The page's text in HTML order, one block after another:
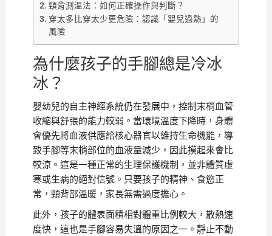
頸背測溫法：如何正確操作與判斷？
穿太多比穿太少更危險：認識「嬰兒過熱」的
風險
為什麼孩子的手腳總是冷冰
冰？
嬰幼兒的自主神經系統仍在發展中，控制末梢血管
收縮與舒張的能力較弱。當環境溫度下降時，身體
會優先將血液供應給核心器官以維持生命機能，導
致手腳等末梢部位的血液量減少，因此摸起來會比
較涼。這是一種正常的生理保護機制，並非體質虛
寒或生病的絕對信號。只要孩子的精神、食慾正
常，頸背部溫暖，家長無需過度擔心。
此外，孩子的體表面積相對體重比例較大，散熱速
度快，這也是手腳容易失溫的原因之一。靜止不動